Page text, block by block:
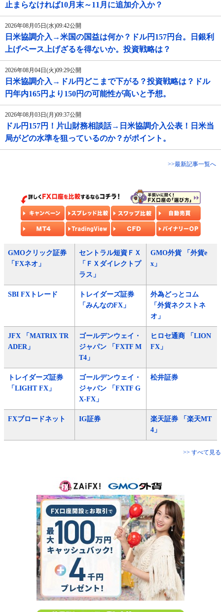
止まらなければ10月末～11月に追加介入か？
2026年08月05日(水)09:42公開
日米協調介入→米国の国益は何か？ドル円157円台。日銀利
上げペース上げざるを得ないか。投資戦略は？
2026年08月04日(火)09:29公開
日米協調介入→ドル円どこまで下がる？投資戦略は？ドル
円年内165円より150円の可能性が高いと予想。
2026年08月03日(月)09:37公開
ドル円157円！片山財務相談話→日米協調介入公表！日米当
局がどの水準を狙っているのか？がポイント。
>>最新記事一覧へ
GMOクリック証券
「FXネオ」
セントラル短資ＦＸ
「ＦＸダイレクトプ
ラス」
GMO外貨 「外貨e
x」
SBI FXトレード
トレイダーズ証券
「みんなのFX」
外為どっとコム
「外貨ネクストネ
オ」
JFX 「MATRIX TR
ADER」
ゴールデンウェイ・
ジャパン 「FXTF M
T4」
ヒロセ通商 「LION
FX」
トレイダーズ証券
「LIGHT FX」
ゴールデンウェイ・
ジャパン 「FXTF G
X-FX」
松井証券
FXブロードネット IG証券
楽天証券 「楽天MT
4」
>> すべて見る